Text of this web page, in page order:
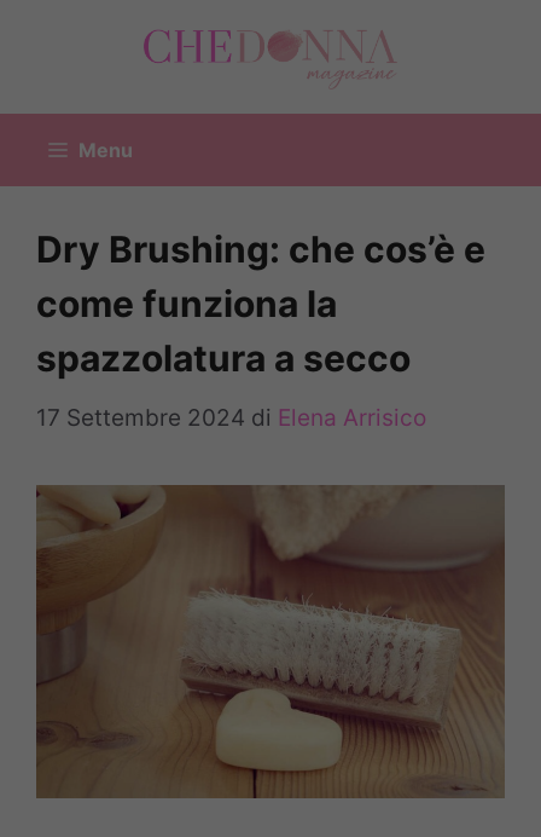
Menu
Dry Brushing: che cos’è e
come funziona la
spazzolatura a secco
17 Settembre 2024 di Elena Arrisico